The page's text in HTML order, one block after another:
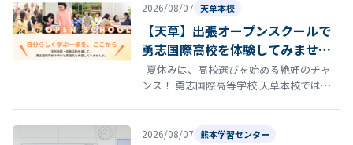
2026/08/07 天草本校
【天草】出張オープンスクールで
勇志国際高校を体験してみません
か？
夏休みは、高校選びを始める絶好のチャ
ンス！ 勇志国際高等学校 天草本校では、8
2026/08/07 熊本学習センター